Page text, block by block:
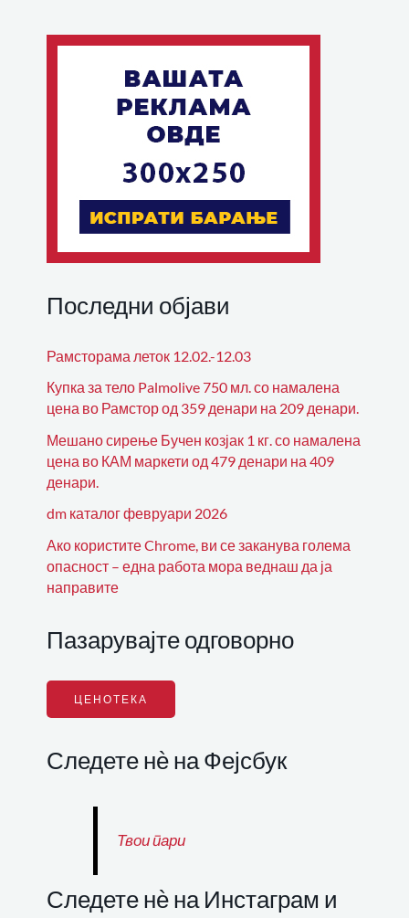
Последни објави
Рамсторама леток 12.02.-12.03
Купка за тело Palmolive 750 мл. со намалена
цена во Рамстор од 359 денари на 209 денари.
Мешано сирење Бучен козјак 1 кг. со намалена
цена во КАМ маркети од 479 денари на 409
денари.
dm каталог февруари 2026
Ако користите Chrome, ви се заканува голема
опасност – една работа мора веднаш да ја
направите
Пазарувајте одговорно
ЦЕНОТЕКА
Следете нѐ на Фејсбук
Твои пари
Следете нѐ на Инстаграм и